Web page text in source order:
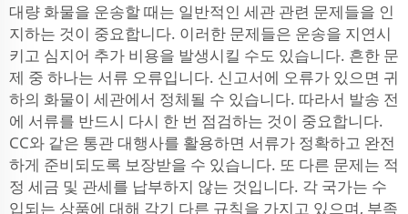
대량 화물을 운송할 때는 일반적인 세관 관련 문제들을 인
지하는 것이 중요합니다. 이러한 문제들은 운송을 지연시
키고 심지어 추가 비용을 발생시킬 수도 있습니다. 흔한 문
제 중 하나는 서류 오류입니다. 신고서에 오류가 있으면 귀
하의 화물이 세관에서 정체될 수 있습니다. 따라서 발송 전
에 서류를 반드시 다시 한 번 점검하는 것이 중요합니다.
CC와 같은 통관 대행사를 활용하면 서류가 정확하고 완전
하게 준비되도록 보장받을 수 있습니다. 또 다른 문제는 적
정 세금 및 관세를 납부하지 않는 것입니다. 각 국가는 수
입되는 상품에 대해 각기 다른 규칙을 가지고 있으며, 부족